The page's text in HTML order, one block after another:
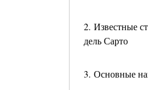
2. Известные
дель Сарто
3. Основные